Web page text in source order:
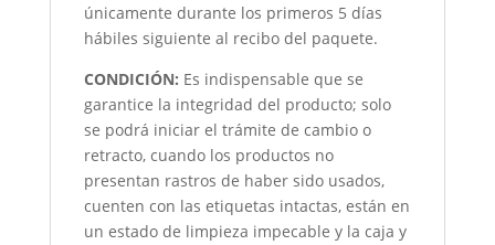
únicamente durante los primeros 5 días
hábiles siguiente al recibo del paquete.
CONDICIÓN: Es indispensable que se
garantice la integridad del producto; solo
se podrá iniciar el trámite de cambio o
retracto, cuando los productos no
presentan rastros de haber sido usados,
cuenten con las etiquetas intactas, están en
un estado de limpieza impecable y la caja y